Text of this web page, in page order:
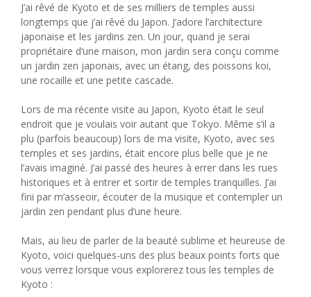
J’ai rêvé de Kyoto et de ses milliers de temples aussi
longtemps que j’ai rêvé du Japon. J’adore l’architecture
japonaise et les jardins zen. Un jour, quand je serai
propriétaire d’une maison, mon jardin sera conçu comme
un jardin zen japonais, avec un étang, des poissons koi,
une rocaille et une petite cascade.
Lors de ma récente visite au Japon, Kyoto était le seul
endroit que je voulais voir autant que Tokyo. Même s’il a
plu (parfois beaucoup) lors de ma visite, Kyoto, avec ses
temples et ses jardins, était encore plus belle que je ne
l’avais imaginé. J’ai passé des heures à errer dans les rues
historiques et à entrer et sortir de temples tranquilles. J’ai
fini par m’asseoir, écouter de la musique et contempler un
jardin zen pendant plus d’une heure.
Mais, au lieu de parler de la beauté sublime et heureuse de
Kyoto, voici quelques-uns des plus beaux points forts que
vous verrez lorsque vous explorerez tous les temples de
Kyoto :